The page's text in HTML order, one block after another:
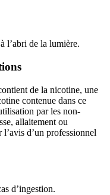
l’abri de la lumière.
de la nicotine, une
contenue dans ce
par les non-
allaitement ou
d’un professionnel
d’ingestion.